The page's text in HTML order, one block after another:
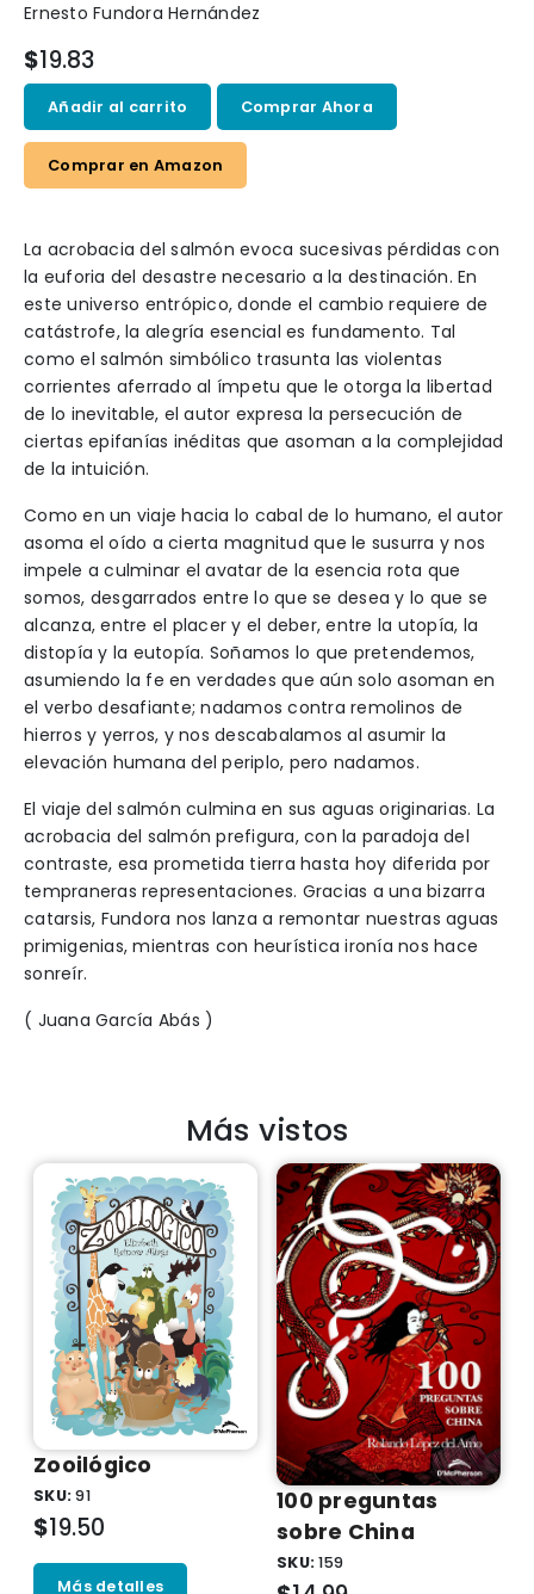
Ernesto Fundora Hernández
$19.83
Añadir al carrito Comprar Ahora
Comprar en Amazon
La acrobacia del salmón evoca sucesivas pérdidas con
la euforia del desastre necesario a la destinación. En
este universo entrópico, donde el cambio requiere de
catástrofe, la alegría esencial es fundamento. Tal
como el salmón simbólico trasunta las violentas
corrientes aferrado al ímpetu que le otorga la libertad
de lo inevitable, el autor expresa la persecución de
ciertas epifanías inéditas que asoman a la complejidad
de la intuición.
Como en un viaje hacia lo cabal de lo humano, el autor
asoma el oído a cierta magnitud que le susurra y nos
impele a culminar el avatar de la esencia rota que
somos, desgarrados entre lo que se desea y lo que se
alcanza, entre el placer y el deber, entre la utopía, la
distopía y la eutopía. Soñamos lo que pretendemos,
asumiendo la fe en verdades que aún solo asoman en
el verbo desafiante; nadamos contra remolinos de
hierros y yerros, y nos descabalamos al asumir la
elevación humana del periplo, pero nadamos.
El viaje del salmón culmina en sus aguas originarias. La
acrobacia del salmón prefigura, con la paradoja del
contraste, esa prometida tierra hasta hoy diferida por
tempraneras representaciones. Gracias a una bizarra
catarsis, Fundora nos lanza a remontar nuestras aguas
primigenias, mientras con heurística ironía nos hace
sonreír.
( Juana García Abás )
Más vistos
Zooilógico
SKU:91
$19.50
Más detalles
100 preguntas
sobre China
SKU:159